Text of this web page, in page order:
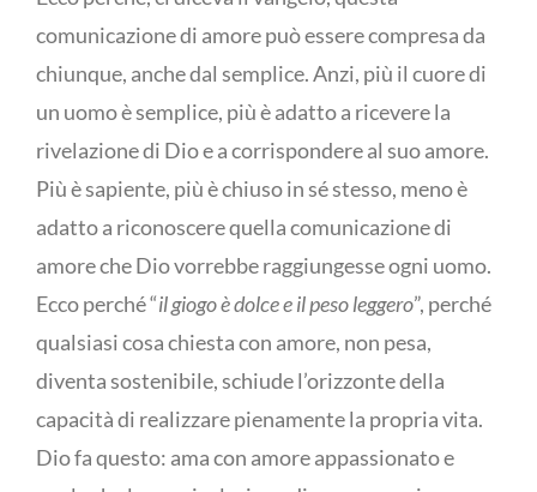
comunicazione di amore può essere compresa da
chiunque, anche dal semplice. Anzi, più il cuore di
un uomo è semplice, più è adatto a ricevere la
rivelazione di Dio e a corrispondere al suo amore.
Più è sapiente, più è chiuso in sé stesso, meno è
adatto a riconoscere quella comunicazione di
amore che Dio vorrebbe raggiungesse ogni uomo.
Ecco perché “il giogo è dolce e il peso leggero”, perché
qualsiasi cosa chiesta con amore, non pesa,
diventa sostenibile, schiude l’orizzonte della
capacità di realizzare pienamente la propria vita.
Dio fa questo: ama con amore appassionato e